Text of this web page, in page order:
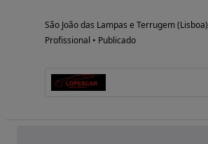
São João das Lampas e Terrugem (Lisboa)
Profissional • Publicado